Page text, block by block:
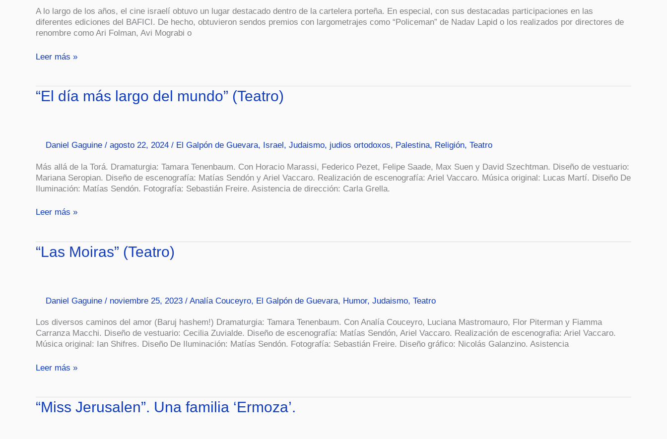
A lo largo de los años, el cine israelí obtuvo un lugar destacado dentro de la cartelera porteña. En especial, con sus destacadas participaciones en las
diferentes ediciones del BAFICI. De hecho, obtuvieron sendos premios con largometrajes como “Policeman” de Nadav Lapid o los realizados por directores de
renombre como Ari Folman, Avi Mograbi o
Israelí
en
Argentina.
2024.
Leer más »
“El día más largo del mundo” (Teatro)
Daniel Gaguine / agosto 22, 2024 / El Galpón de Guevara, Israel , Judaismo, judios ortodoxos, Palestina, Religión, Teatro
Más allá de la Torá. Dramaturgia: Tamara Tenenbaum. Con Horacio Marassi, Federico Pezet, Felipe Saade, Max Suen y David Szechtman. Diseño de vestuario:
Mariana Seropian. Diseño de escenografía: Matías Sendón y Ariel Vaccaro. Realización de escenografía: Ariel Vaccaro. Música original: Lucas Martí. Diseño De
Iluminación: Matías Sendón. Fotografía: Sebastián Freire. Asistencia de dirección: Carla Grella.
“El
día
mundo”
Leer más »
“Las Moiras” (Teatro)
Daniel Gaguine / noviembre 25, 2023 / Analía Couceyro, El Galpón de Guevara, Humor, Judaismo, Teatro
Los diversos caminos del amor (Baruj hashem!) Dramaturgia: Tamara Tenenbaum. Con Analía Couceyro, Luciana Mastromauro, Flor Piterman y Fiamma
Carranza Macchi. Diseño de vestuario: Cecilia Zuvialde. Diseño de escenografía: Matías Sendón, Ariel Vaccaro. Realización de escenografia: Ariel Vaccaro.
Música original: Ian Shifres. Diseño De Iluminación: Matías Sendón. Fotografía: Sebastián Freire. Diseño gráfico: Nicolás Galanzino. Asistencia
“Las
Moiras”
Leer más »
“Miss Jerusalen”. Una familia ‘Ermoza’.
“Miss
Jerusalen”.